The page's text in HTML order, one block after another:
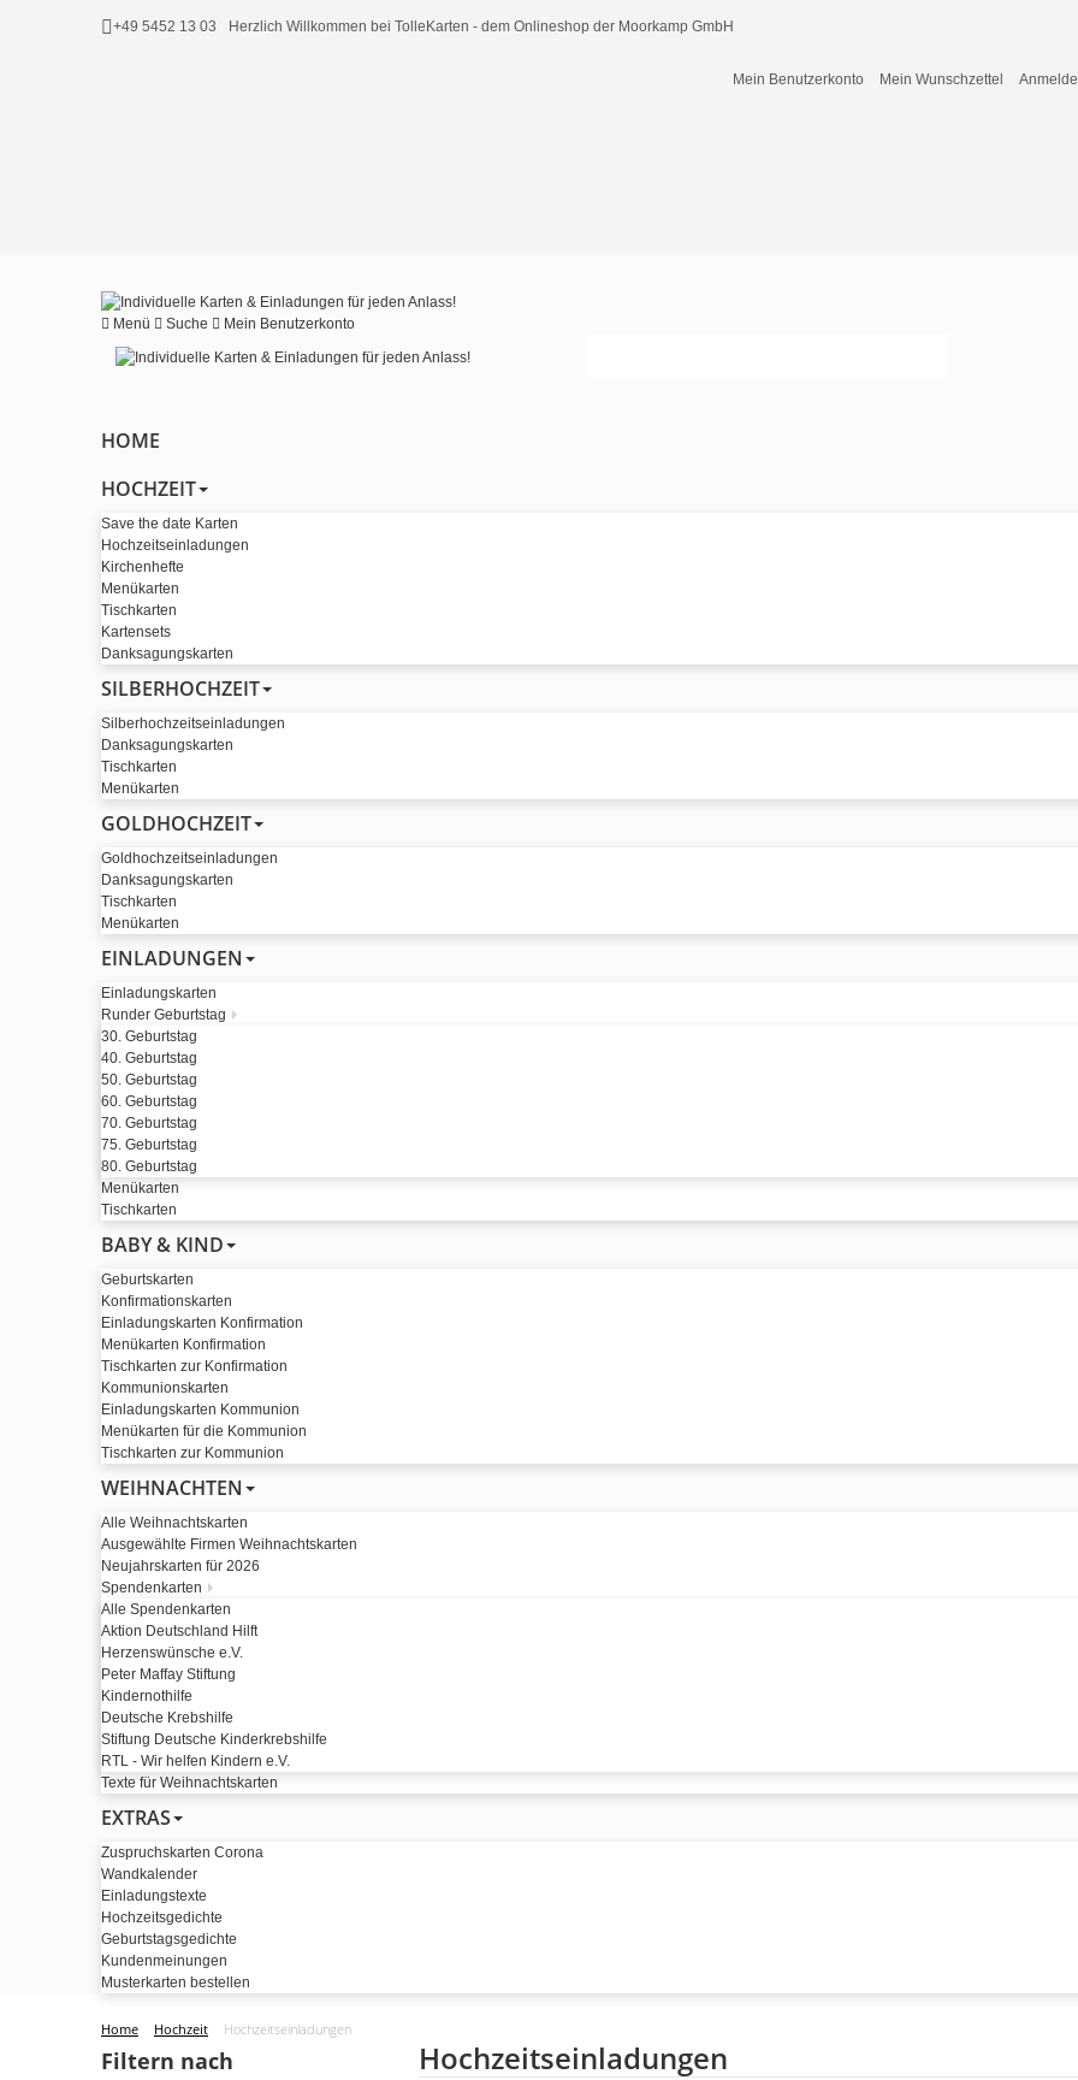
+49 5452 13 03 Herzlich Willkommen bei TolleKarten - dem Onlineshop der Moorkamp GmbH
Mein Benutzerkonto Mein Wunschzettel
Menü Suche Mein Benutzerkonto
HOME
HOCHZEIT
Save the date Karten
Hochzeitseinladungen
Kirchenhefte
Menükarten
Tischkarten
Kartensets
Danksagungskarten
SILBERHOCHZEIT
Silberhochzeitseinladungen
Danksagungskarten
Tischkarten
Menükarten
GOLDHOCHZEIT
Goldhochzeitseinladungen
Danksagungskarten
Tischkarten
Menükarten
EINLADUNGEN
Einladungskarten
Runder Geburtstag
30. Geburtstag
40. Geburtstag
50. Geburtstag
60. Geburtstag
70. Geburtstag
75. Geburtstag
80. Geburtstag
Menükarten
Tischkarten
BABY & KIND
Geburtskarten
Konfirmationskarten
Einladungskarten Konfirmation
Menükarten Konfirmation
Tischkarten zur Konfirmation
Kommunionskarten
Einladungskarten Kommunion
Menükarten für die Kommunion
Tischkarten zur Kommunion
WEIHNACHTEN
Alle Weihnachtskarten
Ausgewählte Firmen Weihnachtskarten
Neujahrskarten für 2026
Spendenkarten
Alle Spendenkarten
Aktion Deutschland Hilft
Herzenswünsche e.V.
Peter Maffay Stiftung
Kindernothilfe
Deutsche Krebshilfe
Stiftung Deutsche Kinderkrebshilfe
RTL - Wir helfen Kindern e.V.
Texte für Weihnachtskarten
EXTRAS
Zuspruchskarten Corona
Wandkalender
Einladungstexte
Hochzeitsgedichte
Geburtstagsgedichte
Kundenmeinungen
Musterkarten bestellen
Home Hochzeit Hochzeitseinladungen
Hochzeitseinladungen
Filtern nach